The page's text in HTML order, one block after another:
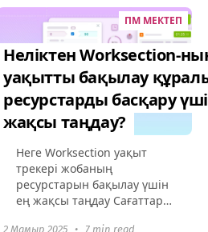
өнімділіктің артуы 63%
жобалық
менеджерлермен...
ПМ МЕКТЕП
Неліктен Worksection-
уақытты бақылау
ресурстарды басқару
жақсы таңдау?
Неге Worksection уақыт
трекері жобаның
ресурстарын бақылау үшін
ең жақсы таңдау Сағаттар
2 Мамыр 2025 • 7 min read